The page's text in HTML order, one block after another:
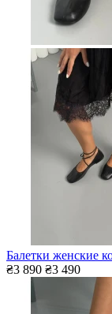
Балетки женские
₴3 890 ₴3 490